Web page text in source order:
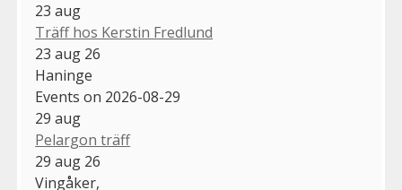
23 aug
Träff hos Kerstin Fredlund
23 aug 26
Haninge
Events on 2026-08-29
29 aug
Pelargon träff
29 aug 26
Vingåker,